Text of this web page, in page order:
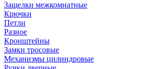
Защелки межкомнатные
Крючки
Петли
Разное
Кронштейны
Замки тросовые
Механизмы цилиндровые